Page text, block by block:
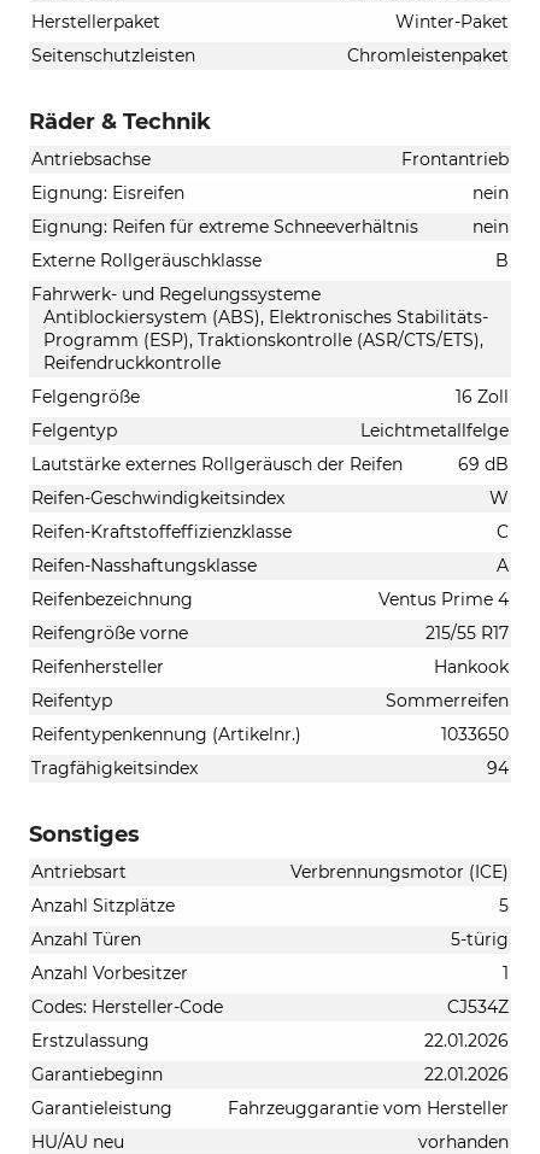
Herstellerpaket
Winter-Paket
Seitenschutzleisten
Chromleistenpaket
Räder & Technik
Antriebsachse
Frontantrieb
Eignung: Eisreifen
nein
Eignung: Reifen für extreme Schneeverhältnis
nein
Externe Rollgeräuschklasse
B
Fahrwerk- und Regelungssysteme
Antiblockiersystem (ABS), Elektronisches Stabilitäts-
Programm (ESP), Traktionskontrolle (ASR/CTS/ETS),
Reifendruckkontrolle
Felgengröße
16 Zoll
Felgentyp
Leichtmetallfelge
Lautstärke externes Rollgeräusch der Reifen
69 dB
Reifen-Geschwindigkeitsindex
W
Reifen-Kraftstoffeffizienzklasse
C
Reifen-Nasshaftungsklasse
A
Reifenbezeichnung
Ventus Prime 4
Reifengröße vorne
215/55 R17
Reifenhersteller
Hankook
Reifentyp
Sommerreifen
Reifentypenkennung (Artikelnr.)
1033650
Tragfähigkeitsindex
94
Sonstiges
Antriebsart
Verbrennungsmotor (ICE)
Anzahl Sitzplätze
5
Anzahl Türen
5-türig
Anzahl Vorbesitzer
1
Codes: Hersteller-Code
CJ534Z
Erstzulassung
22.01.2026
Garantiebeginn
22.01.2026
Garantieleistung
Fahrzeuggarantie vom Hersteller
HU/AU neu
vorhanden